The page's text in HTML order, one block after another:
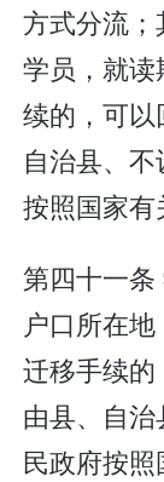
方式分流
学员，就
续的，可以
自治县、
按照国家有
第四十一
户口所在
迁移手续的
由县、自
民政府按照